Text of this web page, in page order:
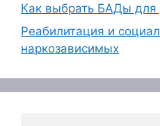
Как выбрать БАДы для
Реабилитация и
наркозависимых